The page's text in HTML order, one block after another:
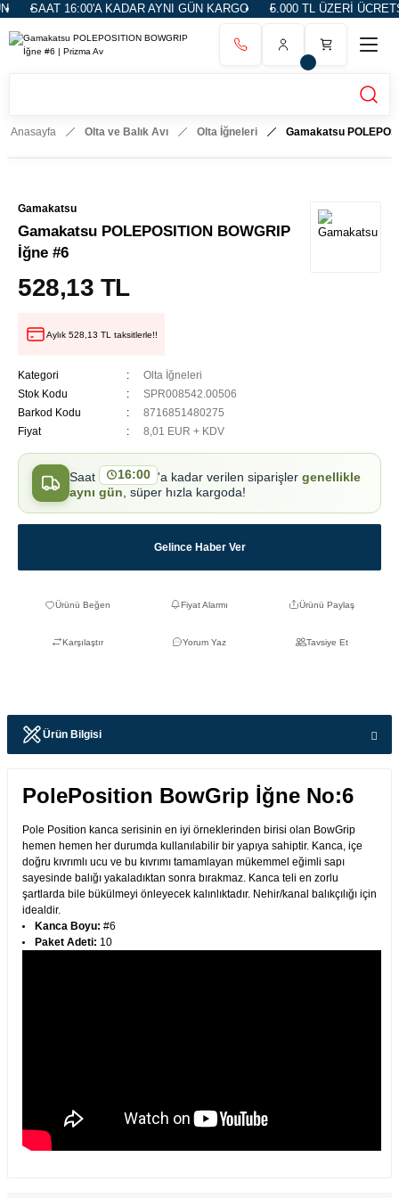
KADAR AYNI GÜN KARGO 5.000 TL ÜZERİ ÜCRETSİZ KARGO
Anasayfa Olta ve Balık Avı Olta İğneleri Gamakatsu
Gamakatsu
Gamakatsu POLEPOSITION BOWGRIP
İğne #6
528,13 TL
Aylık 528,13 TL taksitlerle!!
Kategori
Olta İğneleri
Stok Kodu
SPR008542.00506
Barkod Kodu
8716851480275
Fiyat
8,01 EUR + KDV
Saat 16:00 'a kadar verilen siparişler genellikle
aynı gün, süper hızla kargoda!
Gelince Haber Ver
Fiyat Alarmı Ürünü Paylaş
Karşılaştır Yorum Yaz Tavsiye Et
Ürün Bilgisi
PolePosition BowGrip İğne No:6
Pole Position kanca serisinin en iyi örneklerinden birisi olan BowGrip
hemen hemen her durumda kullanılabilir bir yapıya sahiptir. Kanca, içe
doğru kıvrımlı ucu ve bu kıvrımı tamamlayan mükemmel eğimli sapı
sayesinde balığı yakaladıktan sonra bırakmaz. Kanca teli en zorlu
şartlarda bile bükülmeyi önleyecek kalınlıktadır. Nehir/kanal balıkçılığı için
idealdir.
Kanca Boyu:#6
Paket Adeti: 10